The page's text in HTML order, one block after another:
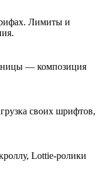
Лимиты и
— композиция
своих шрифтов,
Lottie-ролики